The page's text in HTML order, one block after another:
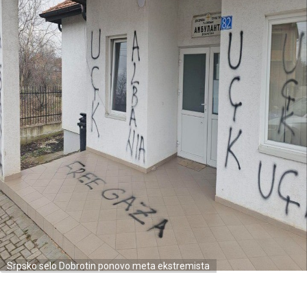
Srpsko selo Dobrotin ponovo meta ekstremista